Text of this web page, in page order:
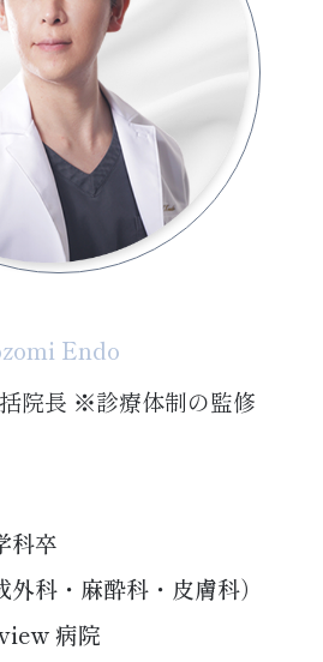
Endo
院長 ※診療体制の監修
科卒
科・麻酔科・皮膚科）
病院